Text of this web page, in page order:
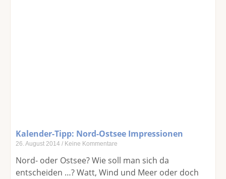
Kalender-Tipp: Nord-Ostsee Impressionen
26. August 2014 Keine Kommentare
Nord- oder Ostsee? Wie soll man sich da
entscheiden …? Watt, Wind und Meer oder doch